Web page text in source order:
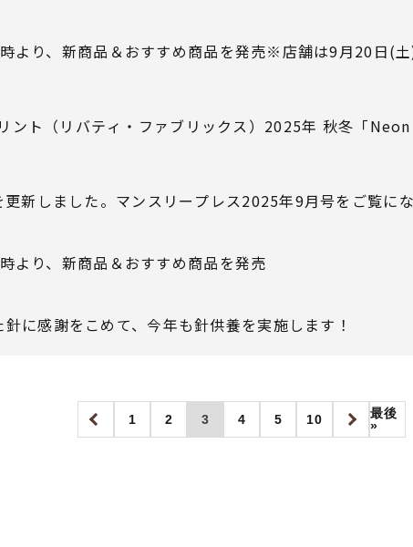
より、新商品＆おすすめ商品を発売※店舗は9月20日(
ント（リバティ・ファブリックス）2025年 秋冬「
新しました。マンスリープレス2025年9月号をご覧にな
より、新商品＆おすすめ商品を発売
に感謝をこめて、今年も針供養を実施します！
1 2 3 4 5 10
最後
»